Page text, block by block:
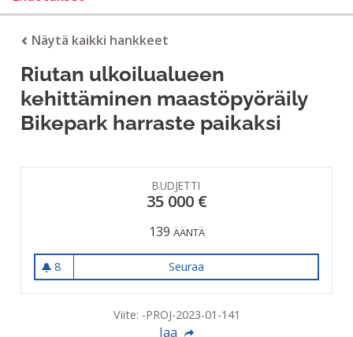
Näytä kaikki hankkeet
Riutan ulkoilualueen
kehittäminen maastöpyöräily
Bikepark harraste paikaksi
BUDJETTI
35 000 €
139 ÄÄNTÄ
8
8 seuraajaa
Seuraa
Viite: -PROJ-2023-01-141
Jaa